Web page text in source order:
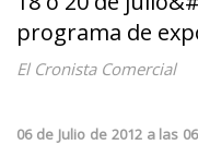
programa de
El Cronista Comercial
06 de Julio de 2012 a las